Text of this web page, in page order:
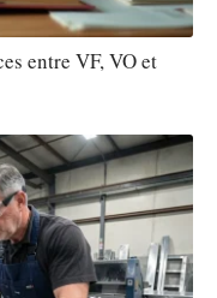
entre VF, VO et